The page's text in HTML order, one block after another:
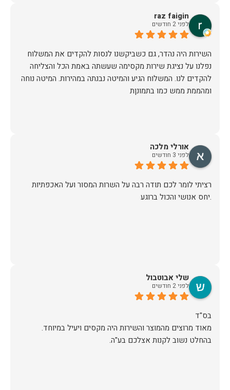
raz faigin
לפני 2 חודשים
השירות היה נהדר, גם כשביקשנו לנסות להקדים את המשלוח
נפלנו על נציגת שירות מקסימה שעשתה באמת הכל והצליחה
להקדים לנו. המשלוח הגיע והמיטה נבנתה במהירות. המיטה נוחה
ומהממת ממש כמו בתמונןת
אורלי מלכה
לפני 3 חודשים
רציתי לומר לכם תודה רבה על השרות המסור ועל האכפתיות
.יחס אנושי והכול ברוגע
שלי אבוטבול
לפני 2 חודשים
מאוד מרוצים מהמוצר והשירות היה מקסים ויעיל במיוחד.
בהחלט נשוב לקנות אצלכם בע"ה.